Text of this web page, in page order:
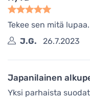
Tekee sen mitä
J.G.
26.7.2023
Japanilainen
Yksi parhaista